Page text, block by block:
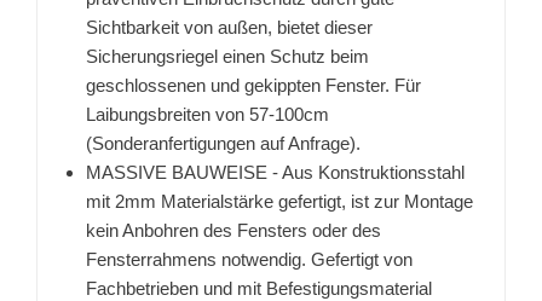
Sichtbarkeit von außen, bietet dieser
Sicherungsriegel einen Schutz beim
geschlossenen und gekippten Fenster. Für
Laibungsbreiten von 57-100cm
(Sonderanfertigungen auf Anfrage).
MASSIVE BAUWEISE - Aus Konstruktionsstahl
mit 2mm Materialstärke gefertigt, ist zur Montage
kein Anbohren des Fensters oder des
Fensterrahmens notwendig. Gefertigt von
Fachbetrieben und mit Befestigungsmaterial